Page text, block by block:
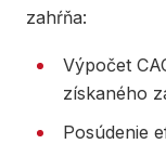
zahŕňa:
Výpočet
získaného
Posúdenie